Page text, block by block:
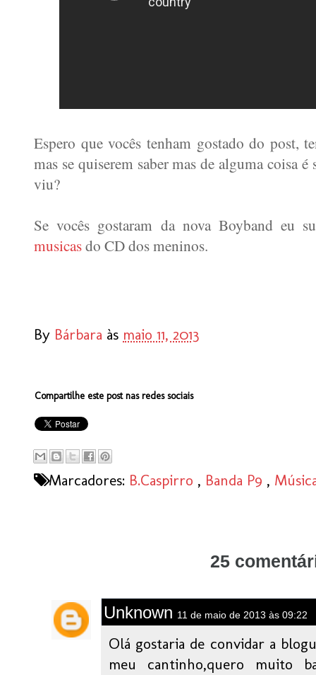
Espero que vocês tenham gostado do post,
mas se quiserem saber mas de alguma coisa
viu?
Se vocês gostaram da nova Boyband eu
musicasdo CD dos meninos.
By Bárbara às maio 11, 2013
Compartilhe este post nas redes sociais
Marcadores: B.Caspirro , Banda P9 ,
25
Unknown 11 de maio de 2013 às 09:22
Olá gostaria de convidar a
meu cantinho,quero muito